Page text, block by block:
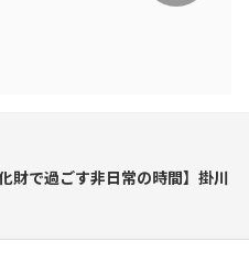
財で過ごす非日常の時間】掛川